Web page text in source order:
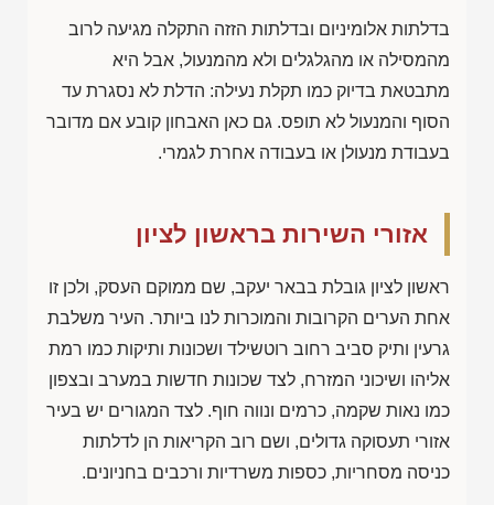
בדלתות אלומיניום ובדלתות הזזה התקלה מגיעה לרוב
מהמסילה או מהגלגלים ולא מהמנעול, אבל היא
מתבטאת בדיוק כמו תקלת נעילה: הדלת לא נסגרת עד
הסוף והמנעול לא תופס. גם כאן האבחון קובע אם מדובר
בעבודת מנעולן או בעבודה אחרת לגמרי.
אזורי השירות בראשון לציון
ראשון לציון גובלת בבאר יעקב, שם ממוקם העסק, ולכן זו
אחת הערים הקרובות והמוכרות לנו ביותר. העיר משלבת
גרעין ותיק סביב רחוב רוטשילד ושכונות ותיקות כמו רמת
אליהו ושיכוני המזרח, לצד שכונות חדשות במערב ובצפון
כמו נאות שקמה, כרמים ונווה חוף. לצד המגורים יש בעיר
אזורי תעסוקה גדולים, ושם רוב הקריאות הן לדלתות
כניסה מסחריות, כספות משרדיות ורכבים בחניונים.